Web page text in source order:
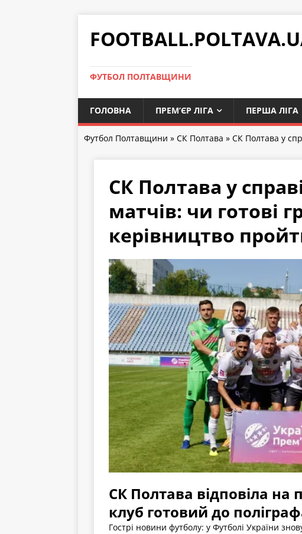
ФУТБОЛ ПОЛТАВЩИНИ
ГОЛОВНА ПРЕМ’ЄР ЛІГА ПЕРША ЛІГА
Футбол Полтавщини » СК Полтава » СК Полтава у
СК Полтава у
матчів: чи готові
керівництво
СК Полтава відповіла на
клуб готовий до
Гострі новини футболу: у Футболі України